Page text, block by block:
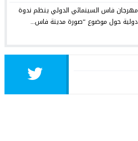
مهرجان فاس السينمائي الدولي ينظم ندوة
دولية حول موضوع “صورة مدينة فاس...